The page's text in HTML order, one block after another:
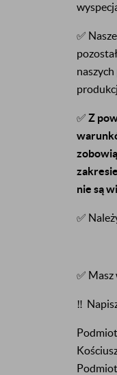
✅
✅ Z
nie są
✅
✅ Masz
‼️